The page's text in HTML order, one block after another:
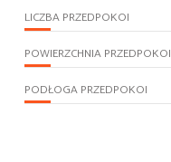
LICZBA PRZEDPOKOI
POWIERZCHNIA PRZEDPOKOI
PODŁOGA PRZEDPOKOI